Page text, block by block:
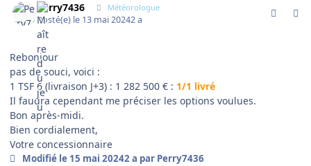
Perry7436 Météorologue
Posté(e) le 13 mai 20242 a
Rebonjour
pas de souci, voici :
1 TSF 6 (livraison J+3) : 1 282 500 € : 1/1 livré
Il faudra cependant me préciser les options voulues.
Bon après-midi.
Bien cordialement,
Votre concessionnaire
Modifié le 15 mai 20242 a par Perry7436